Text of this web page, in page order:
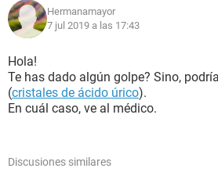
Hermanamayor
7 jul 2019 a las 17:43
Hola!
Te has dado algún golpe? Sino,
(cristales de ácido úrico).
En cuál caso, ve al médico.
Discusiones similares